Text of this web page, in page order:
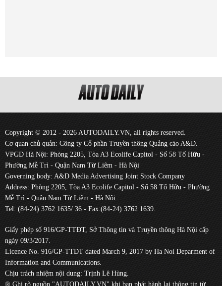
Copyright © 2012 - 2026 AUTODAILY.VN, all rights reserved.
Cơ quan chủ quản: Công ty Cổ phần Truyền thông Quảng cáo A&D.
VPGD Hà Nội: Phòng 2205, Tòa A3 Ecolife Capitol - Số 58 Tố Hữu -
Phường Mễ Trì - Quận Nam Từ Liêm - Hà Nội
Governing body: A&D Media Advertising Joint Stock Company
Address: Phòng 2205, Tòa A3 Ecolife Capitol - Số 58 Tố Hữu - Phường
Mễ Trì - Quận Nam Từ Liêm - Hà Nội
Tel: (84-24) 3762 1635/ 36 - Fax:(84-24) 3762 1639.
Giấy phép số 916/GP-TTĐT, Sở Thông tin và Truyền thông Hà Nội cấp
ngày 09/3/2017.
Licence No. 916/GP-TTĐT dated March 9, 2017 by Ha Noi Deparment of
Information and Communications.
Chịu trách nhiệm nội dung: Trịnh Lê Hùng.
® Ghi rõ nguồn "AUTODAILY.VN" khi bạn phát hành lại thông tin từ